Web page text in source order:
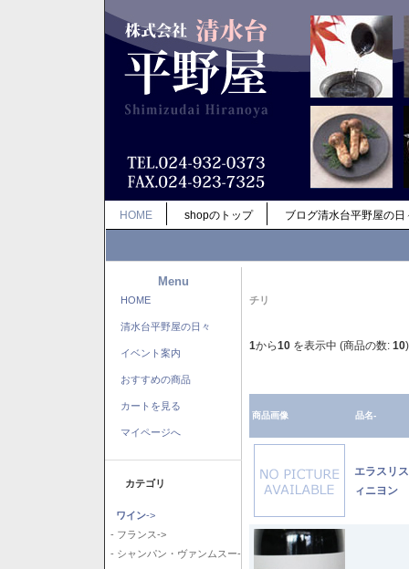
HOME shopのトップ ブログ清水台平野屋の日
Menu
HOME
清水台平野屋の日々
イベント案内
おすすめの商品
カートを見る
マイページへ
カテゴリ
ワイン->
- フランス->
- シャンパン・ヴァンムスー-
チリ
1から10 を表示中 (商品の数: 10)
商品画像 品名-
エラスリ
ィニヨン